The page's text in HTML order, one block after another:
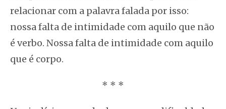
relacionar com a palavra falada por isso:
nossa falta de intimidade com aquilo que não
é verbo. Nossa falta de intimidade com aquilo
que é corpo.
* * *